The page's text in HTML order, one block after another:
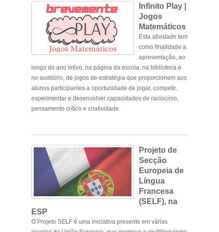
Infinito Play |
Jogos
Matemáticos
Esta atividade tem
como finalidade a
apresentação, ao
longo do ano letivo, na página da escola, na biblioteca e
no auditório, de jogos de estratégia que proporcionem aos
alunos participantes a oportunidade de jogar, competir,
experimentar e desenvolver capacidades de raciocínio,
pensamento crítico e criatividade.
Projeto de
Secção
Europeia de
Língua
Francesa
(SELF), na
ESP
O Projeto SELF é uma iniciativa presente em várias